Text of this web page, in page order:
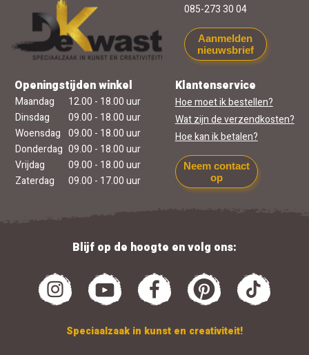
085-273 30 04
Aanmelden
nieuwsbrief
Openingstijden winkel
Maandag
12.00 - 18.00 uur
Dinsdag
09.00 - 18.00 uur
Woensdag 09.00 - 18.00 uur
Donderdag 09.00 - 18.00 uur
Vrijdag
09.00 - 18.00 uur
Zaterdag
09.00 - 17.00 uur
Klantenservice
Hoe moet ik bestellen?
Wat zijn de verzendkosten?
Hoe kan ik betalen?
Neem contact
op
Blijf op de hoogte en volg ons:
Speciaalzaak in kunst en creativiteit!